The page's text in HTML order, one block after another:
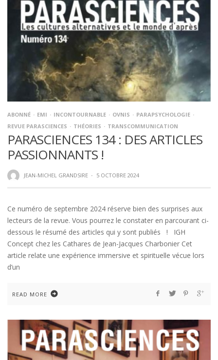
ABONNÉ EMI INCONTOURNABLE OVNIS
PARAPSYCHOLOGIE
REVUE PARASCIENCES
THÉORIES TRANSCOMMUNICATION
PARASCIENCES 134 : DES ARTICLES
PASSIONNANTS !
JEAN-MICHEL GRANDSIRE · 5 OCTOBRE 2024
Ce numéro de septembre 2024 réserve bien des surprises aux
lecteurs de la revue. Vous pourrez le constater en parcourant ci-
dessous le résumé des articles qui y sont publiés ! IGH
Concept chez les Cathares de Jean-Jacques Charbonier Cet
article relate une expérience immersive et spirituelle vécue lors
d’un
READ MORE